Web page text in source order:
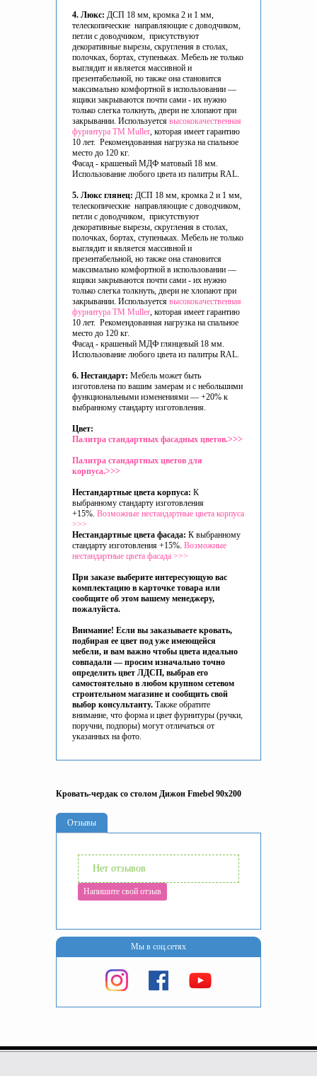
4. Люкс: ДСП 18 мм, кромка 2 и 1 мм,
телескопические направляющие с доводчиком,
петли с доводчиком, присутствуют
декоративные вырезы, скругления в столах,
полочках, бортах, ступеньках. Мебель не только
выглядит и является массивной и
презентабельной, но также она становится
максимально комфортной в использовании —
ящики закрываются почти сами - их нужно
только слегка толкнуть, двери не хлопают при
закрывании. Используется высококачественная
фурнитура ТМ Muller, которая имеет гарантию
10 лет. Рекомендованная нагрузка на спальное
место до 120 кг.
Фасад - крашеный МДФ матовый 18 мм.
Использование любого цвета из палитры RAL.
5. Люкс глянец: ДСП 18 мм, кромка 2 и 1 мм,
телескопические направляющие с доводчиком,
петли с доводчиком, присутствуют
декоративные вырезы, скругления в столах,
полочках, бортах, ступеньках. Мебель не только
выглядит и является массивной и
презентабельной, но также она становится
максимально комфортной в использовании —
ящики закрываются почти сами - их нужно
только слегка толкнуть, двери не хлопают при
закрывании. Используется высококачественная
фурнитура ТМ Muller, которая имеет гарантию
10 лет. Рекомендованная нагрузка на спальное
место до 120 кг.
Фасад - крашеный МДФ глянцевый 18 мм.
Использование любого цвета из палитры RAL.
6. Нестандарт: Мебель может быть
изготовлена по вашим замерам и с небольшими
функциональными изменениями — +20% к
выбранному стандарту изготовления.
Цвет:
Палитра стандартных фасадных цветов.>>>
Палитра стандартных цветов для
корпуса.>>>
Нестандартные цвета корпуса: К
выбранному стандарту изготовления
+15%. Возможные нестандартные цвета корпуса
>>>
Нестандартные цвета фасада: К выбранному
стандарту изготовления +15%. Возможные
нестандартные цвета фасада >>>
При заказе выберите интересующую вас
комплектацию в карточке товара или
сообщите об этом вашему менеджеру,
пожалуйста.
Внимание! Если вы заказываете кровать,
подбирая ее цвет под уже имеющейся
мебели, и вам важно чтобы цвета идеально
совпадали — просим изначально точно
определить цвет ЛДСП, выбрав его
самостоятельно в любом крупном сетевом
строительном магазине и сообщить свой
выбор консультанту. Также обратите
внимание, что форма и цвет фурнитуры (ручки,
поручни, подпоры) могут отличаться от
указанных на фото.
Кровать-чердак со столом Дижон Fmebel 90x200
Отзывы
Нет отзывов
Напишите свой отзыв
Мы в соц.сетях